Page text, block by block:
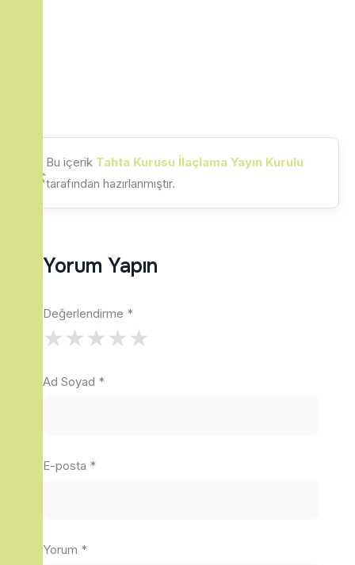
Bu içerik Tahta Kurusu İlaçlama Yayın Kurulu
tarafından hazırlanmıştır.
Yorum Yapın
Değerlendirme *
★★★★★
Ad Soyad *
E-posta *
Yorum *